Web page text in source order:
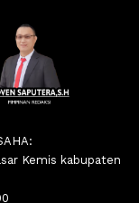
Kemis kabupaten